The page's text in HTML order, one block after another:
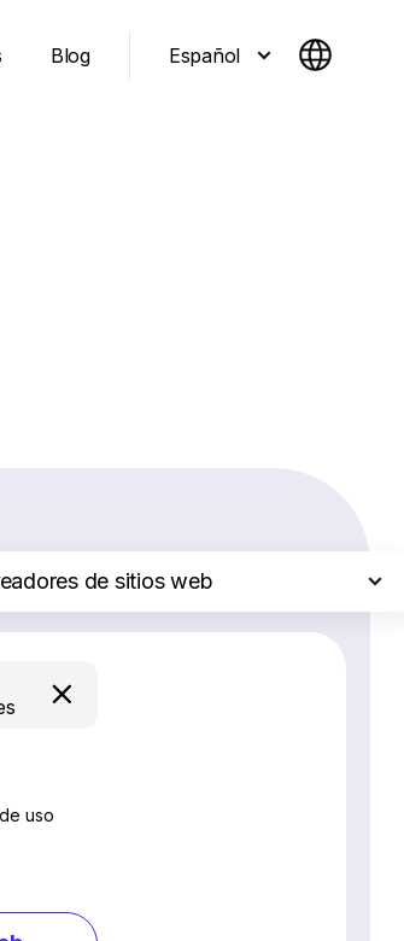
Blog Español
de sitios web
de hosting web
de gestión de proyectos
en vivo y chatbots
por correo electrónico
Solo las diferencias
uso